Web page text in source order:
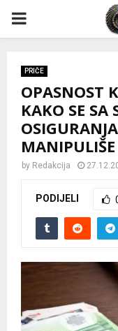
P
M
A
E
PRIČE
OPASNOST
KAKO SE SA
MANIPULIŠE
by Redakcija
PODIJELI